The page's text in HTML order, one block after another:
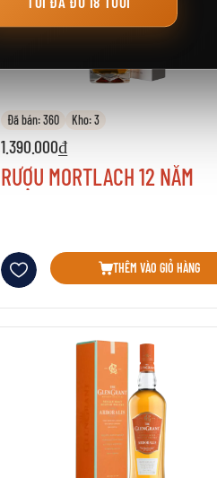
Đã bán: 360 Kho: 3
1.390.000₫
RƯỢU MORTLACH 12 NĂM
Thêm vào danh sách yêu thích
THÊM VÀO GIỎ HÀNG